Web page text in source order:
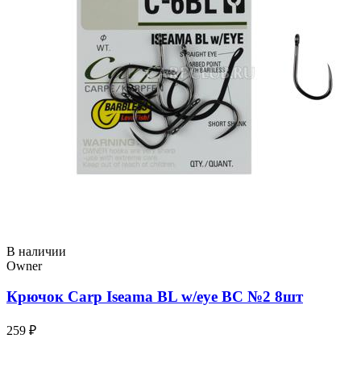
В наличии
Owner
Крючок Carp Iseama BL w/eye BC №2 8шт
259 ₽